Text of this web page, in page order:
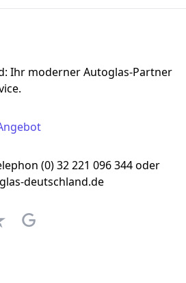
Ihr moderner Autoglas-Partner
(0) 32 221 096 344 oder
deutschland.de
Google Business Profile